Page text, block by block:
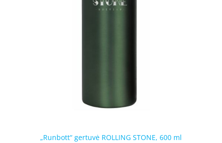
„Runbott“ gertuvė ROLLING STONE, 600 ml